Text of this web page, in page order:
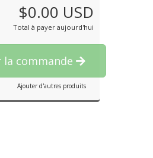
$0.00 USD
Total à payer aujourd'hui
la commande
Ajouter d'autres produits